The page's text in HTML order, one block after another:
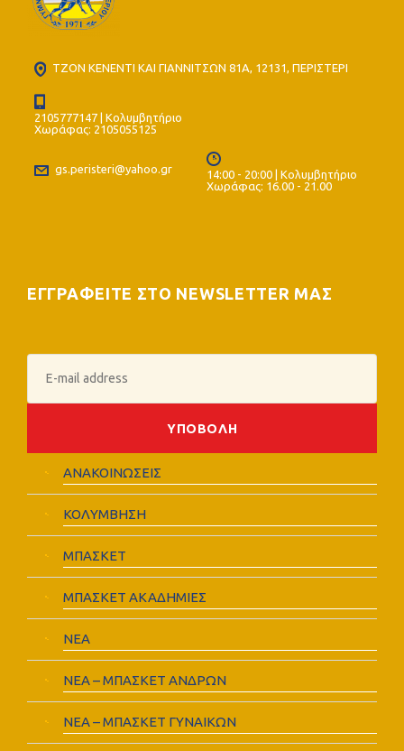
ΤΖΟΝ ΚΕΝΕΝΤΙ ΚΑΙ ΓΙΑΝΝΙΤΣΩΝ 81Α, 12131, ΠΕΡΙΣΤΕΡΙ
2105777147 | Κολυμβητήριο
Χωράφας: 2105055125
gs.peristeri@yahoo.gr
14:00 - 20:00 | Κολυμβητήριο
Χωράφας: 16.00 - 21.00
ΕΓΓΡΑΦΕΙΤΕ ΣΤΟ NEWSLETTER ΜΑΣ
ΑΝΑΚΟΙΝΩΣΕΙΣ
ΚΟΛΥΜΒΗΣΗ
ΜΠΑΣΚΕΤ
ΜΠΑΣΚΕΤ ΑΚΑΔΗΜΙΕΣ
ΝΕΑ
ΝΕΑ – ΜΠΑΣΚΕΤ ΑΝΔΡΩΝ
ΝΕΑ – ΜΠΑΣΚΕΤ ΓΥΝΑΙΚΩΝ